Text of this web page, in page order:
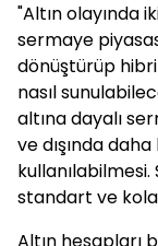
"Altın olayında
sermaye
dönüştürüp
nasıl
altına dayalı
ve dışında
kullanılabilmesi.
standart ve